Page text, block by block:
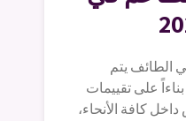
في الطائف يتم
على تقييمات
كافة الأنحاء،